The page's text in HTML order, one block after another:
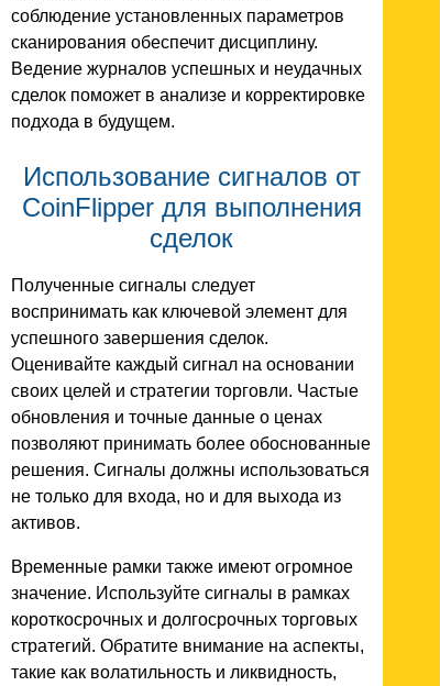
соблюдение установленных параметров
сканирования обеспечит дисциплину.
Ведение журналов успешных и неудачных
сделок поможет в анализе и корректировке
подхода в будущем.
Использование сигналов от
CoinFlipper для выполнения
сделок
Полученные сигналы следует
воспринимать как ключевой элемент для
успешного завершения сделок.
Оценивайте каждый сигнал на основании
своих целей и стратегии торговли. Частые
обновления и точные данные о ценах
позволяют принимать более обоснованные
решения. Сигналы должны использоваться
не только для входа, но и для выхода из
активов.
Временные рамки также имеют огромное
значение. Используйте сигналы в рамках
короткосрочных и долгосрочных торговых
стратегий. Обратите внимание на аспекты,
такие как волатильность и ликвидность,